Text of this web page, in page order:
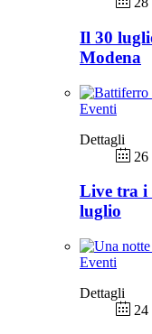
Il 30
Modena
Eventi
Dettagli
Live tra i
luglio
Eventi
Dettagli